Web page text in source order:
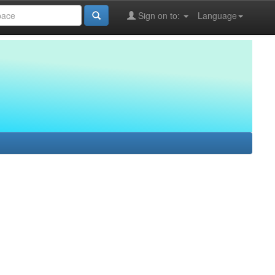
Language
Sign on to: